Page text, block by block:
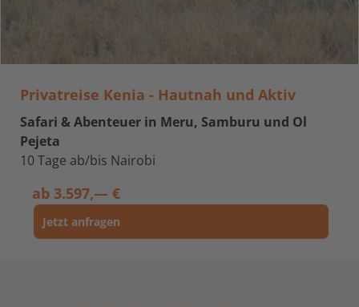
Privatreise Kenia - Hautnah und Aktiv
Safari & Abenteuer in Meru, Samburu und Ol
Pejeta
10 Tage ab/bis Nairobi
ab 3.597,— €
Jetzt anfragen